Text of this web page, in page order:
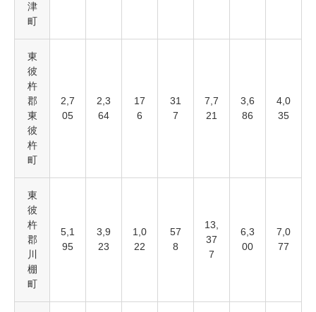
津
町
東
彼
杵
郡
東
彼
杵
町
2,7
05
2,3
64
17
6
31
7
7,7
21
3,6
86
4,0
35
東
彼
杵
郡
川
棚
町
5,1
95
3,9
23
1,0
22
57
8
13,
37
7
6,3
00
7,0
77